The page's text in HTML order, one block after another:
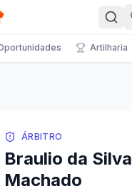
Artilharia
ÁRBITRO
Braulio da Silva
Machado